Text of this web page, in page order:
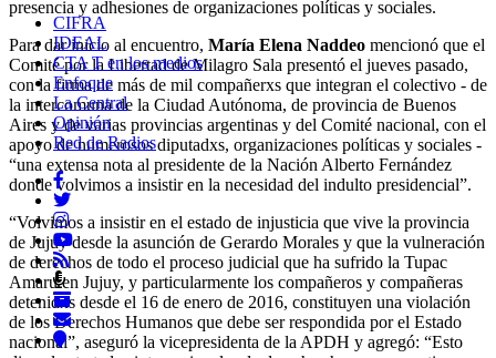
presencia y adhesiones de organizaciones políticas y sociales.
Para dar inicio al encuentro, María Elena Naddeo mencionó que el
Comité por la Libertad de Milagro Sala presentó el jueves pasado,
con la firma de más de mil compañerxs que integran el colectivo - de
la intercomuna de la Ciudad Autónoma, de provincia de Buenos
Aires y de varias provincias argentinas y del Comité nacional, con el
apoyo de numerosos diputadxs, organizaciones políticas y sociales -
“una extensa nota al presidente de la Nación Alberto Fernández
donde volvimos a insistir en la necesidad del indulto presidencial”.
“Volvimos a insistir en el estado de injusticia que vive la provincia
de Jujuy desde la asunción de Gerardo Morales y que la vulneración
de derechos de todo el proceso judicial que ha sufrido la Tupac
Amaru en Jujuy, y particularmente los compañeros y compañeras
detenidxs desde el 16 de enero de 2016, constituyen una violación
de los Derechos Humanos que debe ser respondida por el Estado
nacional”, aseguró la vicepresidenta de la APDH y agregó: “Esto
CIFRA
IDEAL
CTA T en los medios
Enfoque
La Central
Opinión
Red de Radios